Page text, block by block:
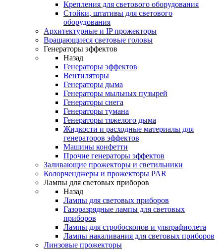
Крепления для светового оборудования
Стойки, штативы для светового
оборудования
Архитектурные и IP прожекторы
Вращающиеся световые головы
Генераторы эффектов
Назад
Генераторы эффектов
Вентиляторы
Генераторы дыма
Генераторы мыльных пузырей
Генераторы снега
Генераторы тумана
Генераторы тяжелого дыма
Жидкости и расходные материалы для
генераторов эффектов
Машины конфетти
Прочие генераторы эффектов
Заливающие прожекторы и светильники
Колорченджеры и прожекторы PAR
Лампы для световых приборов
Назад
Лампы для световых приборов
Газоразрядные лампы для световых
приборов
Лампы для стробоскопов и ультрафиолета
Лампы накаливания для световых приборов
Линзовые прожекторы